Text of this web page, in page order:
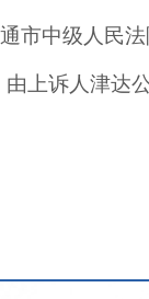
市中级人民
上诉人津达